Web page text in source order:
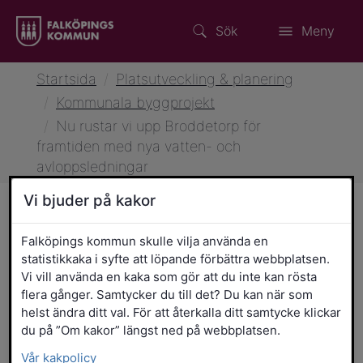
Sök Meny
Startsida
Platsutveckling & planering
Kommunala byggprojekt
Nu rustar vi upp Broddetorp för
framtiden med nya vatten- och
avloppsledningar
28 november 2023 klockan 09:02 Byggprojekt
Nu rustar vi upp Broddetorp
för framtiden med nya
vatten- och avloppsledningar
Vi bjuder på kakor
Falköpings kommun skulle vilja använda en
statistikkaka i syfte att löpande förbättra webbplatsen.
Vi vill använda en kaka som gör att du inte kan rösta
flera gånger. Samtycker du till det? Du kan när som
helst ändra ditt val. För att återkalla ditt samtycke klickar
du på ”Om kakor” längst ned på webbplatsen.
Vår kakpolicy